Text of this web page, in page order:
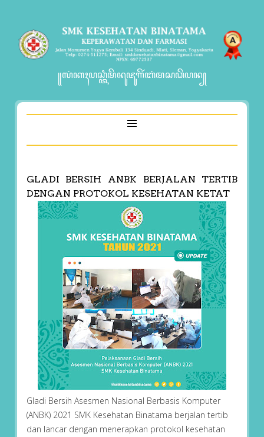
꧋ꦭꦁꦏꦃꦥꦱ꧀ꦠꦶꦩꦼꦤꦸꦗꦸꦒꦼꦂꦧꦁꦩꦱꦣꦼꦥꦤ꧀
GLADI BERSIH ANBK BERJALAN TERTIB
DENGAN PROTOKOL KESEHATAN KETAT
Gladi Bersih Asesmen Nasional Berbasis Komputer
(ANBK) 2021 SMK Kesehatan Binatama berjalan tertib
dan lancar dengan menerapkan protokol kesehatan